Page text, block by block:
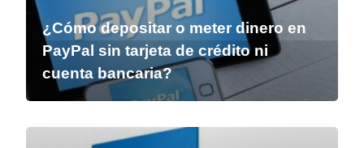
¿Cómo depositar o meter dinero en
PayPal sin tarjeta de crédito ni
cuenta bancaria?